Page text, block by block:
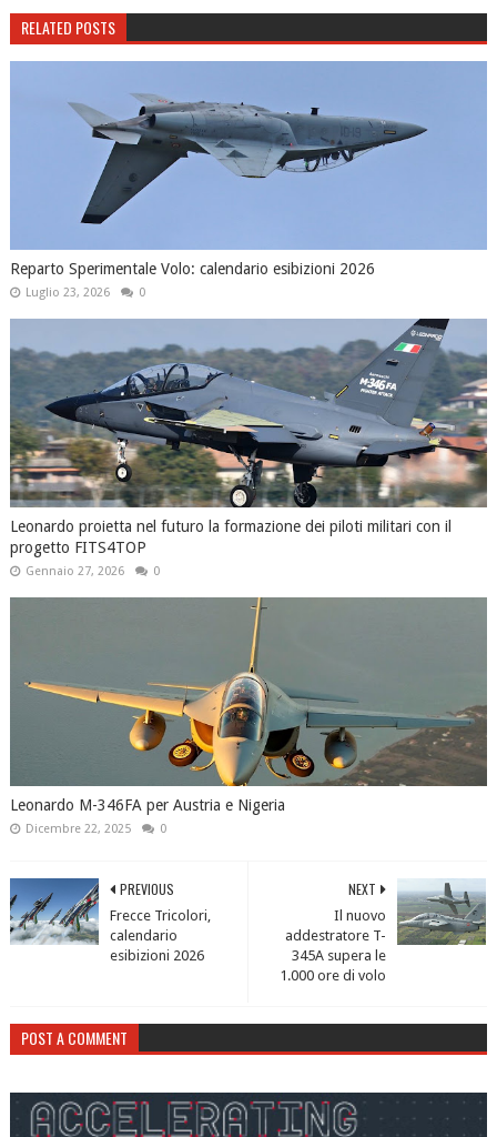
RELATED POSTS
Reparto Sperimentale Volo: calendario esibizioni 2026
Luglio 23, 2026 0
Leonardo proietta nel futuro la formazione dei piloti militari con il
progetto FITS4TOP
Gennaio 27, 2026 0
Leonardo M-346FA per Austria e Nigeria
Dicembre 22, 2025 0
NEXT
Il nuovo
addestratore T-
345A supera le
1.000 ore di volo
PREVIOUS
Frecce Tricolori,
calendario
esibizioni 2026
POST A COMMENT